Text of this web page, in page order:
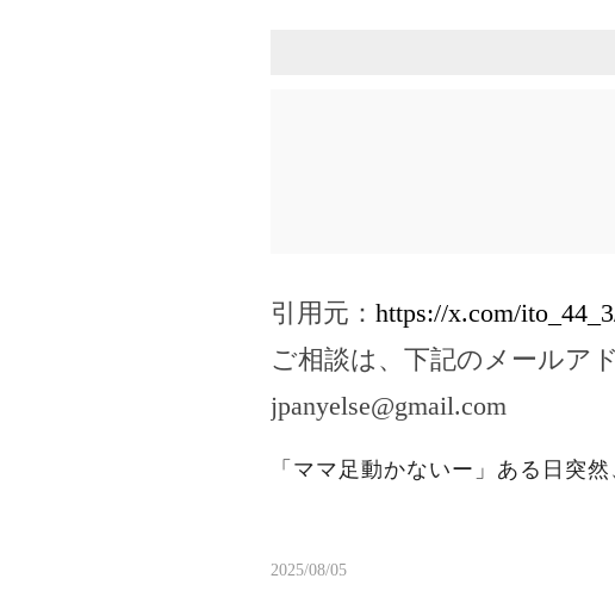
引用元： https://x.com/
ご相談は、下記のメールア
jpanyelse@gmail.com
「ママ足動かないー」ある日突
2025/08/05